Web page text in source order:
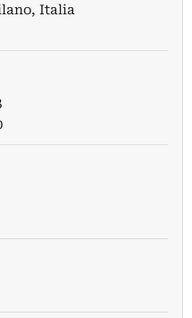
Italia